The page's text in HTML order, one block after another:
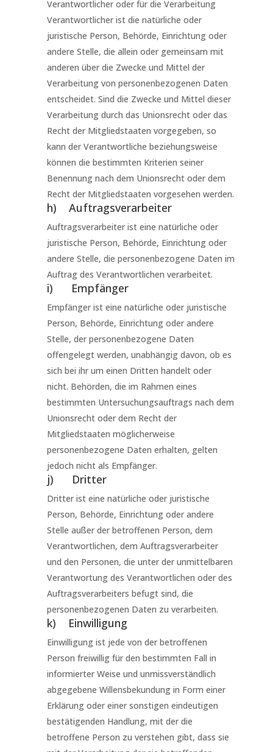
Verantwortlicher oder für die Verarbeitung
Verantwortlicher ist die natürliche oder
juristische Person, Behörde, Einrichtung oder
andere Stelle, die allein oder gemeinsam mit
anderen über die Zwecke und Mittel der
Verarbeitung von personenbezogenen Daten
entscheidet. Sind die Zwecke und Mittel dieser
Verarbeitung durch das Unionsrecht oder das
Recht der Mitgliedstaaten vorgegeben, so
kann der Verantwortliche beziehungsweise
können die bestimmten Kriterien seiner
Benennung nach dem Unionsrecht oder dem
Recht der Mitgliedstaaten vorgesehen werden.
h) Auftragsverarbeiter
Auftragsverarbeiter ist eine natürliche oder
juristische Person, Behörde, Einrichtung oder
andere Stelle, die personenbezogene Daten im
Auftrag des Verantwortlichen verarbeitet.
i) Empfänger
Empfänger ist eine natürliche oder juristische
Person, Behörde, Einrichtung oder andere
Stelle, der personenbezogene Daten
offengelegt werden, unabhängig davon, ob es
sich bei ihr um einen Dritten handelt oder
nicht. Behörden, die im Rahmen eines
bestimmten Untersuchungsauftrags nach dem
Unionsrecht oder dem Recht der
Mitgliedstaaten möglicherweise
personenbezogene Daten erhalten, gelten
jedoch nicht als Empfänger.
j) Dritter
Dritter ist eine natürliche oder juristische
Person, Behörde, Einrichtung oder andere
Stelle außer der betroffenen Person, dem
Verantwortlichen, dem Auftragsverarbeiter
und den Personen, die unter der unmittelbaren
Verantwortung des Verantwortlichen oder des
Auftragsverarbeiters befugt sind, die
personenbezogenen Daten zu verarbeiten.
k) Einwilligung
Einwilligung ist jede von der betroffenen
Person freiwillig für den bestimmten Fall in
informierter Weise und unmissverständlich
abgegebene Willensbekundung in Form einer
Erklärung oder einer sonstigen eindeutigen
bestätigenden Handlung, mit der die
betroffene Person zu verstehen gibt, dass sie